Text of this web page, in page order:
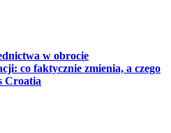
w obrocie
co faktycznie zmienia, a czego
Croatia